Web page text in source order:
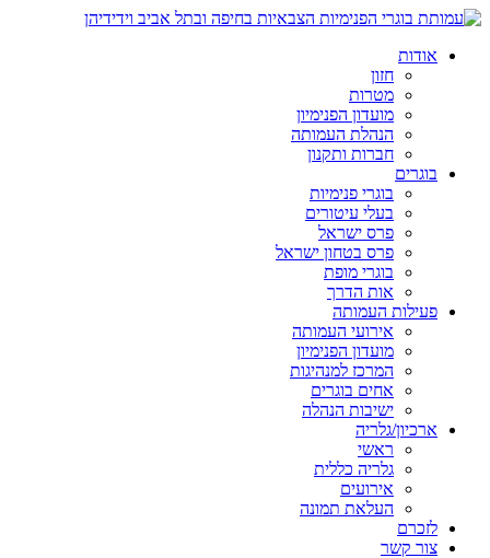
אודות
חזון
מטרות
מועדון הפנימיון
הנהלת העמותה
חברות ותקנון
בוגרים
בוגרי פנימיות
בעלי עיטורים
פרס ישראל
פרס בטחון ישראל
בוגרי מופת
אות הדרך
פעילות העמותה
אירועי העמותה
מועדון הפנימיון
המרכז למנהיגות
אחים בוגרים
ישיבות הנהלה
ארכיון/גלריה
ראשי
גלריה כללית
אירועים
העלאת תמונה
לזכרם
צור קשר